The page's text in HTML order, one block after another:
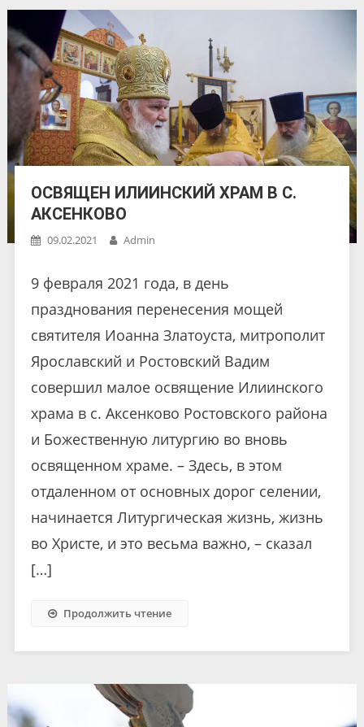
ОСВЯЩЕН ИЛИИНСКИЙ ХРАМ В С.
АКСЕНКОВО
09.02.2021 Admin
9 февраля 2021 года, в день
празднования перенесения мощей
святителя Иоанна Златоуста, митрополит
Ярославский и Ростовский Вадим
совершил малое освящение Илиинского
храма в с. Аксенково Ростовского района
и Божественную литургию во вновь
освященном храме. – Здесь, в этом
отдаленном от основных дорог селении,
начинается Литургическая жизнь, жизнь
во Христе, и это весьма важно, – сказал
[…]
Продолжить чтение